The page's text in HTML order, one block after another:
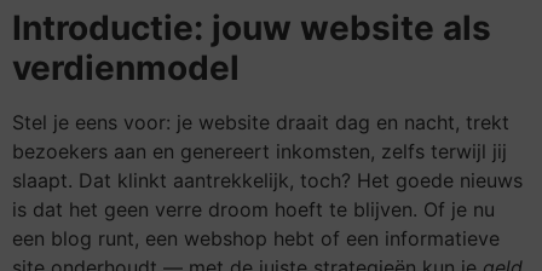
Introductie: jouw website als
verdienmodel
Stel je eens voor: je website draait dag en nacht, trekt
bezoekers aan en genereert inkomsten, zelfs terwijl jij
slaapt. Dat klinkt aantrekkelijk, toch? Het goede nieuws
is dat het geen verre droom hoeft te blijven. Of je nu
een blog runt, een webshop hebt of een informatieve